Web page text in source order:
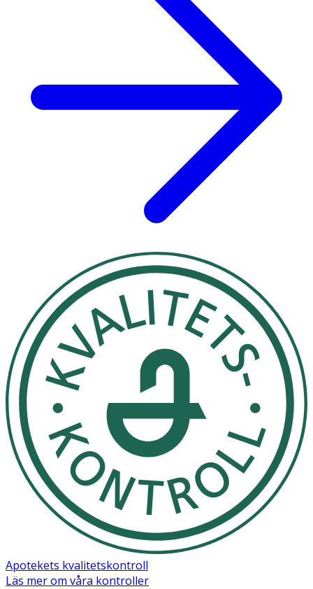
från lysrörsbelysning och solljus. Undvik ozon,
Apotekets kvalitetskontroll
Läs mer om våra kontroller